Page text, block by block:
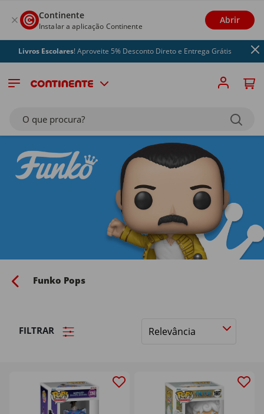
Continente
Instalar a aplicação Continente
Abrir
Escolares! Aproveite 5% Desconto Direto e Entrega Grátis
O que procura?
Funko Pops
FILTRAR
Ordenar